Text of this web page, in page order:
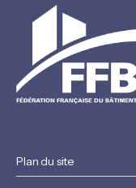
Plan du site